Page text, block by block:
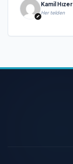
Kamil Hızer
Her telden